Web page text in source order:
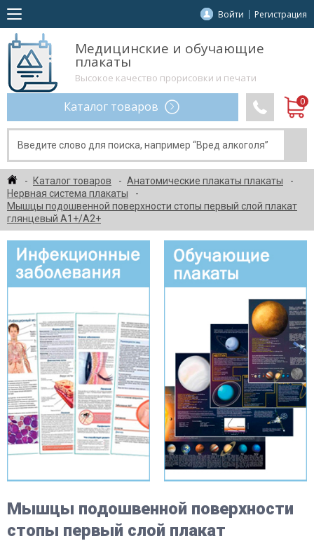
Войти Регистрация
Медицинские и обучающие
плакаты
Высокое качество прорисовки и печати
Каталог товаров
Каталог товаров
Анатомические плакаты плакаты
Нервная система плакаты
Мышцы подошвенной поверхности стопы первый слой плакат
глянцевый А1+/А2+
Мышцы подошвенной поверхности
стопы первый слой плакат